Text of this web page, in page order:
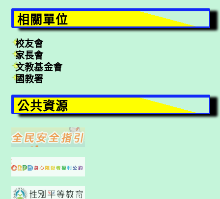
相關單位
校友會
家長會
文教基金會
國教署
公共資源